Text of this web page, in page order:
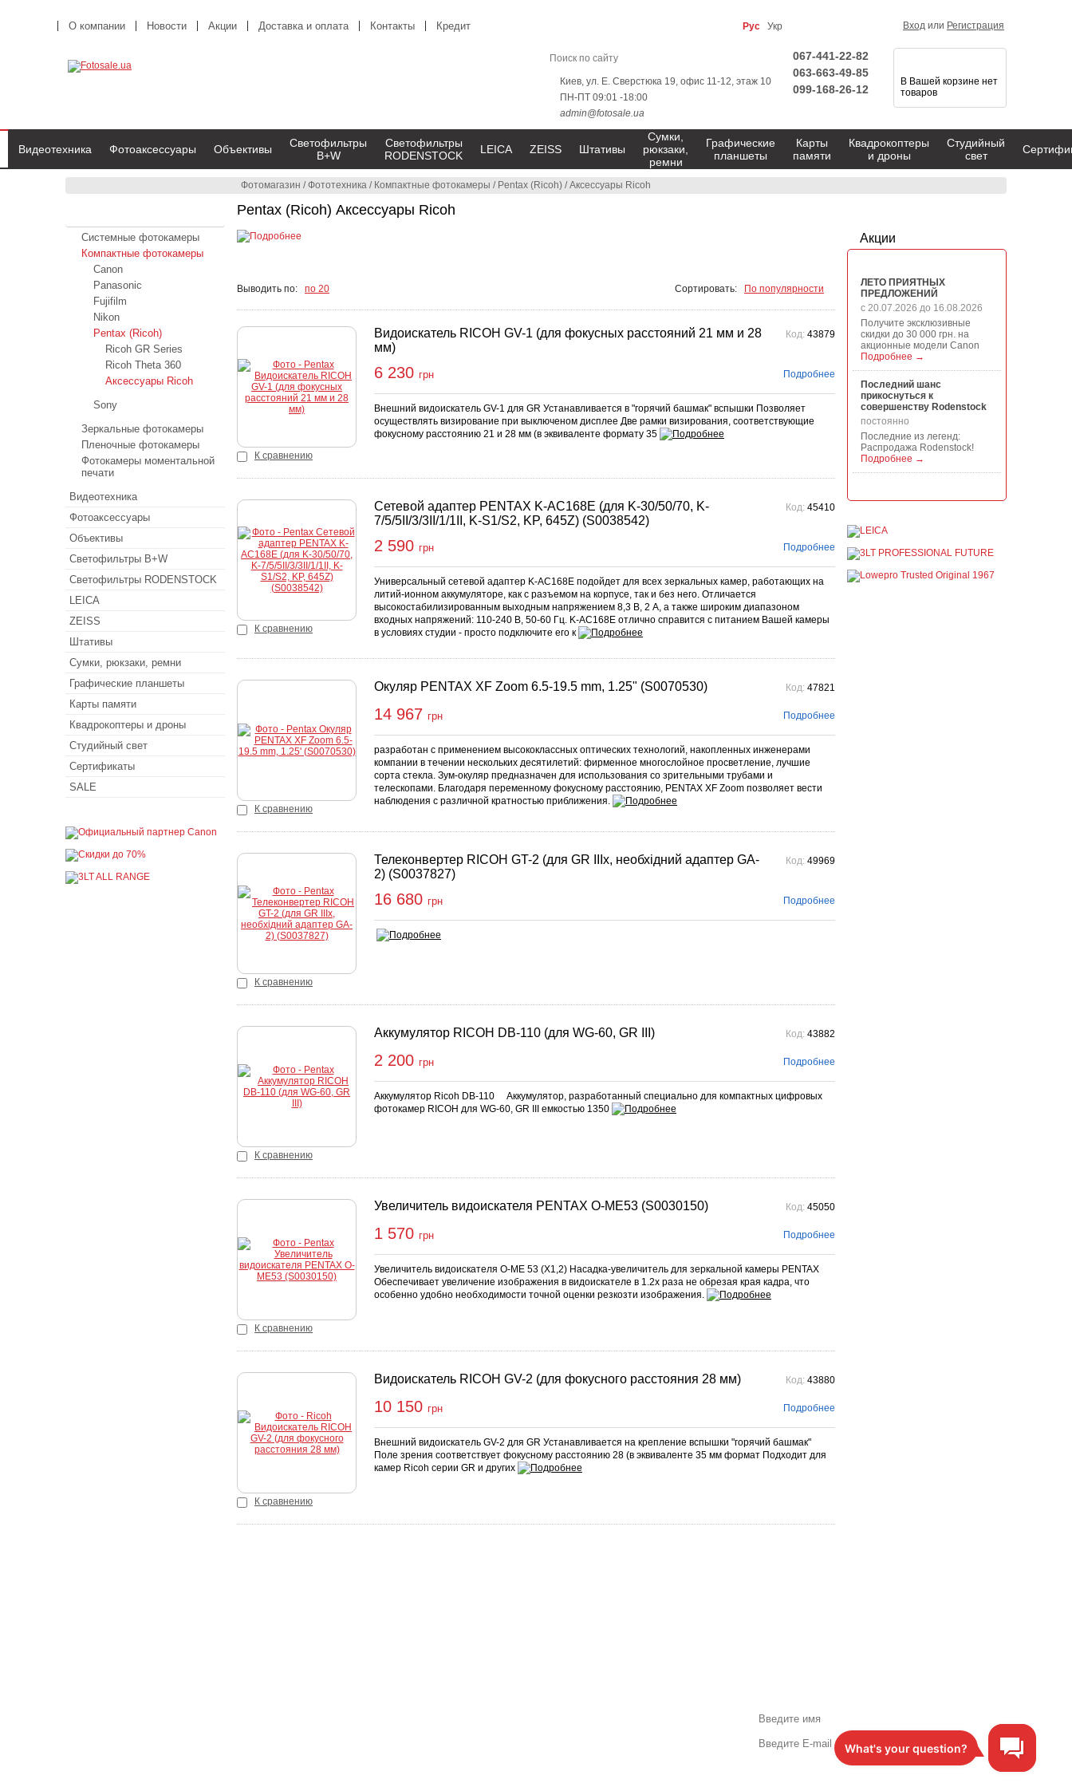
Фотомагазин /Фототехника / Компактные фотокамеры / Pentax (Ricoh) /Аксессуары Ricoh
Pentax (Ricoh) Аксессуары Ricoh
Выводить по: по 20 Сортировать: По популярности
К сравнению
Видоискатель RICOH GV-1 (для фокусных расстояний 21 мм и 28
мм)
Код: 43879
6 230 грн
Купить Подробнее
Внешний видоискатель GV-1 для GR Устанавливается в "горячий башмак" вспышки Позволяет
осуществлять визирование при выключеном дисплее Две рамки визирования, соответствующие
фокусному расстоянию 21 и 28 мм (в эквиваленте формату 35
К сравнению
Сетевой адаптер PENTAX K-AC168E (для K-30/50/70, K-
7/5/5II/3/3II/1/1II, K-S1/S2, KP, 645Z) (S0038542)
Код: 45410
2 590 грн
Купить Подробнее
Универсальный сетевой адаптер K-AC168E подойдет для всех зеркальных камер, работающих на
литий-ионном аккумуляторе, как с разъемом на корпусе, так и без него. Отличается
высокостабилизированным выходным напряжением 8,3 B, 2 А, а также широким диапазоном
входных напряжений: 110-240 В, 50-60 Гц. K-AC168E отлично справится с питанием Вашей камеры
в условиях студии - просто подключите его к
К сравнению
Окуляр PENTAX XF Zoom 6.5-19.5 mm, 1.25" (S0070530) Код: 47821
14 967 грн Подробнее
разработан с применением высококлассных оптических технологий, накопленных инженерами
компании в течении нескольких десятилетий: фирменное многослойное просветление, лучшие
сорта стекла. Зум-окуляр предназначен для использования со зрительными трубами и
телескопами. Благодаря переменному фокусному расстоянию, PENTAX XF Zoom позволяет вести
наблюдения с различной кратностью приближения.
К сравнению
Телеконвертер RICOH GT-2 (для GR IIIx, необхідний адаптер GA-
2) (S0037827)
Код: 49969
16 680 грн
Купить Подробнее
К сравнению
Аккумулятор RICOH DB-110 (для WG-60, GR III) Код: 43882
2 200 грн Подробнее
Аккумулятор Ricoh DB-110 Аккумулятор, разработанный специально для компактных цифровых
фотокамер RICOH для WG-60, GR III емкостью 1350
К сравнению
Увеличитель видоискателя PENTAX O-ME53 (S0030150) Код: 45050
1 570 грн Подробнее
Увеличитель видоискателя O-ME 53 (X1,2) Насадка-увеличитель для зеркальной камеры PENTAX
Обеспечивает увеличение изображения в видоискателе в 1.2x раза не обрезая края кадра, что
особенно удобно необходимости точной оценки резкозти изображения.
К сравнению
Видоискатель RICOH GV-2 (для фокусного расстояния 28 мм) Код: 43880
10 150 грн Подробнее
Внешний видоискатель GV-2 для GR Устанавливается на крепление вспышки "горячий башмак"
Поле зрения соответствует фокусному расстоянию 28 (в эквиваленте 35 мм формат Подходит для
камер Ricoh серии GR и других
Акции
ЛЕТО ПРИЯТНЫХ
ПРЕДЛОЖЕНИЙ
с 20.07.2026 до 16.08.2026
Получите эксклюзивные
скидки до 30 000 грн. на
акционные модели Canon
Подробнее →
Последний шанс
прикоснуться к
совершенству Rodenstock
постоянно
Последние из легенд:
Распродажа Rodenstock!
Подробнее →
Manfrotto, National
продукции Manfrotto, National
гарантиров...
Подробнее →
О компании Новости Акции Доставка и оплата Контакты Кредит Рус Укр Вход или Регистрация
Киев, ул. Е. Сверстюка 19, офис 11-12, этаж 10
ПН-ПТ 09:01 -18:00
admin@fotosale.ua
067-441-22-82
063-663-49-85
099-168-26-12
В Вашей корзине нет
товаров
Видеотехника Фотоаксессуары Объективы
Светофильтры
B+W
Светофильтры
RODENSTOCK
LEICA ZEISS Штативы
Сумки,
рюкзаки,
ремни
Графические
планшеты
Карты
памяти
Квадрокоптеры
и дроны
Студийный
свет
Системные фотокамеры
Компактные фотокамеры
Canon
Panasonic
Fujifilm
Nikon
Pentax (Ricoh)
Ricoh GR Series
Ricoh Theta 360
Аксессуары Ricoh
Sony
Зеркальные фотокамеры
Пленочные фотокамеры
Фотокамеры моментальной
печати
Видеотехника
Фотоаксессуары
Объективы
Светофильтры B+W
Светофильтры RODENSTOCK
LEICA
ZEISS
Штативы
Сумки, рюкзаки, ремни
Графические планшеты
Карты памяти
Квадрокоптеры и дроны
Студийный свет
Сертификаты
SALE